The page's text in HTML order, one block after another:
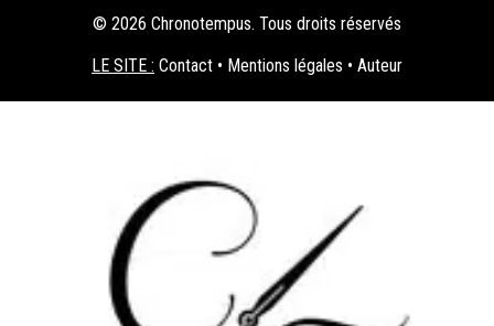
© 2026 Chronotempus. Tous droits réservés
LE SITE : Contact • Mentions légales • Auteur